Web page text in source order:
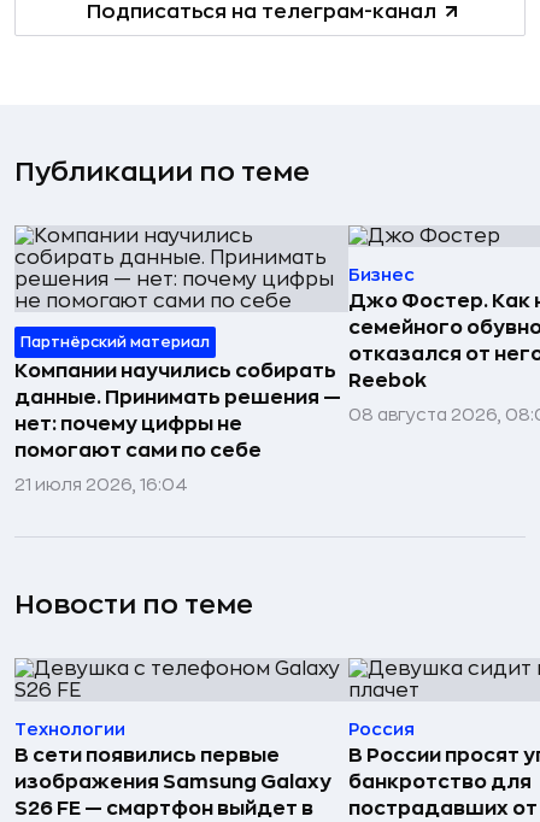
Подписаться на телеграм-канал
Публикации по теме
Партнёрский материал
Компании научились собирать
данные. Принимать решения —
нет: почему цифры не
помогают сами по себе
21 июля 2026, 16:04
Бизнес
Джо Фостер. Как
семейного
отказался от
Reebok
08 августа 2026,
Новости по теме
Технологии
В сети появились первые
изображения Samsung Galaxy
S26 FE — смартфон выйдет в
Россия
В России просят
банкротство для
пострадавших